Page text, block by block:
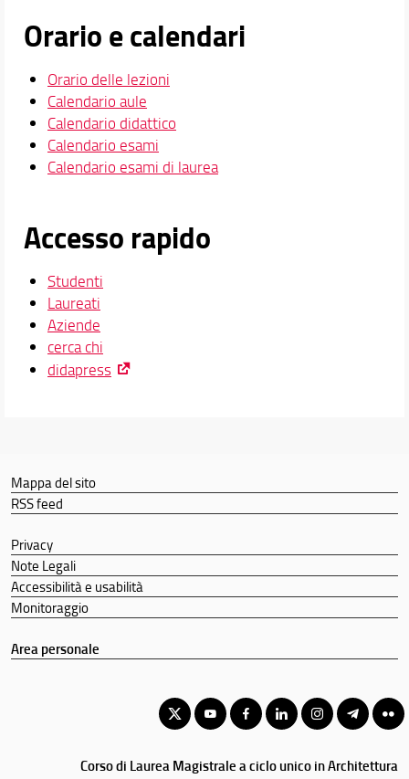
Orario e calendari
Orario delle lezioni
Calendario aule
Calendario didattico
Calendario esami
Calendario esami di laurea
Accesso rapido
Studenti
Laureati
Aziende
cerca chi
didapress
Mappa del sito
RSS feed
Privacy
Note Legali
Accessibilità e usabilità
Monitoraggio
Area personale
Corso di Laurea Magistrale a ciclo unico in Architettura